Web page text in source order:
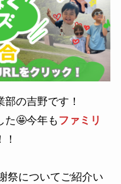
の吉野です！
た🤩今年も ファミリ
祭についてご紹介い